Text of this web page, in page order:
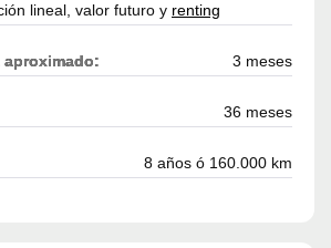
lineal, valor futuro y renting
aproximado: 3 meses
36 meses
8 años ó 160.000 km